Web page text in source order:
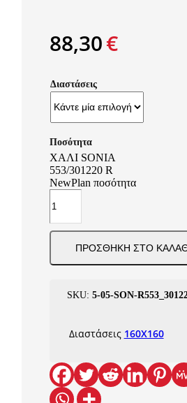
88,30€
Διαστάσεις
ΧΑΛΙ SONIA
553/301220 R
NewPlan ποσότητα
ΠΡΟΣΘΉΚΗ ΣΤΟ
SKU: 5-05-SΟΝ-
Διαστάσεις 160X160